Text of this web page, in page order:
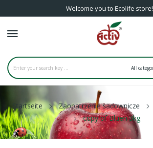
Welcome you to Ecolife store!
Startseite Zaopatrzenie sadownicze
copy of Bluen 3kg